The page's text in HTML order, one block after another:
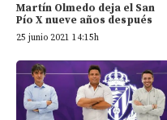
Martín Olmedo deja el San
Pío X nueve años después
25 junio 2021 14:15h